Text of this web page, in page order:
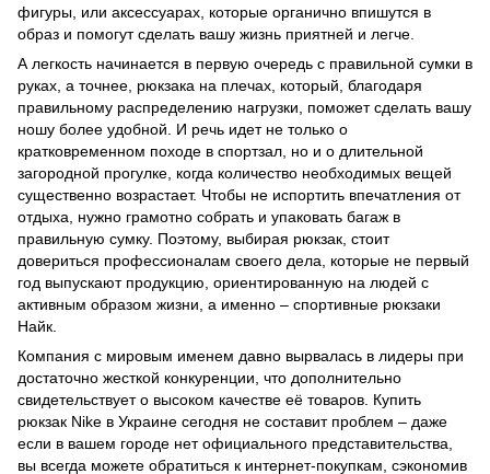
фигуры, или аксессуарах, которые органично впишутся в
образ и помогут сделать вашу жизнь приятней и легче.
А легкость начинается в первую очередь с правильной сумки в
руках, а точнее, рюкзака на плечах, который, благодаря
правильному распределению нагрузки, поможет сделать вашу
ношу более удобной. И речь идет не только о
кратковременном походе в спортзал, но и о длительной
загородной прогулке, когда количество необходимых вещей
существенно возрастает. Чтобы не испортить впечатления от
отдыха, нужно грамотно собрать и упаковать багаж в
правильную сумку. Поэтому, выбирая рюкзак, стоит
довериться профессионалам своего дела, которые не первый
год выпускают продукцию, ориентированную на людей с
активным образом жизни, а именно – спортивные рюкзаки
Найк.
Компания с мировым именем давно вырвалась в лидеры при
достаточно жесткой конкуренции, что дополнительно
свидетельствует о высоком качестве её товаров. Купить
рюкзак Nike в Украине сегодня не составит проблем – даже
если в вашем городе нет официального представительства,
вы всегда можете обратиться к интернет-покупкам, сэкономив